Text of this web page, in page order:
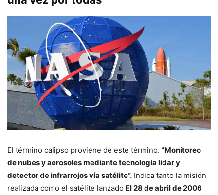
El término calipso proviene de este término. “Monitoreo
de nubes y aerosoles mediante tecnología lidar y
detector de infrarrojos vía satélite”. Indica tanto la misión
realizada como el satélite lanzado El 28 de abril de 2006